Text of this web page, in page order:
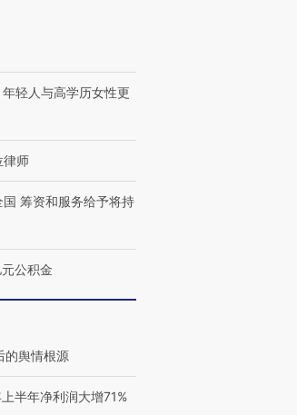
轻人与高学历女性更
律师
筹资和服务给予将持
公积金
的舆情根源
半年净利润大增71%